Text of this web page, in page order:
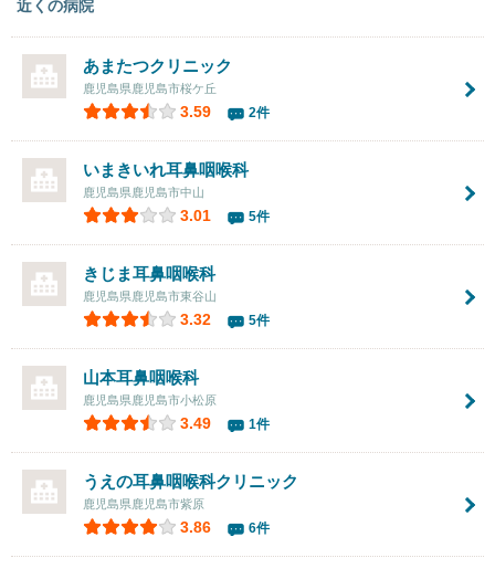
近くの病院
あまたつクリニック
鹿児島県鹿児島市桜ケ丘
3.59 2件
いまきいれ耳鼻咽喉科
鹿児島県鹿児島市中山
3.01 5件
きじま耳鼻咽喉科
鹿児島県鹿児島市東谷山
3.32 5件
山本耳鼻咽喉科
鹿児島県鹿児島市小松原
3.49 1件
うえの耳鼻咽喉科クリニック
鹿児島県鹿児島市紫原
3.86 6件